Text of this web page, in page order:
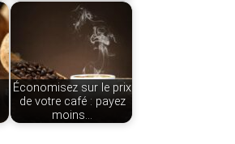
Économisez sur le prix
de votre café : payez
moins…